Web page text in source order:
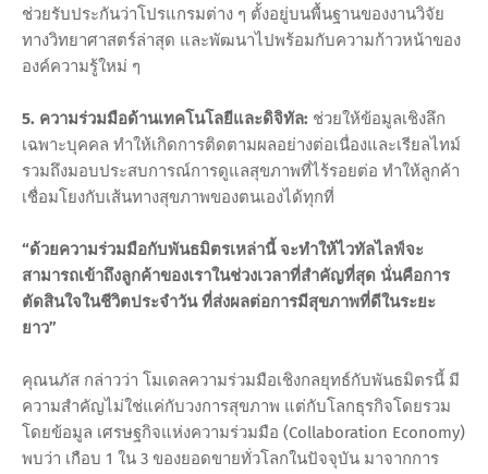
ช่วยรับประกันว่าโปรแกรมต่าง ๆ ตั้งอยู่บนพื้นฐานของงานวิจัย
ทางวิทยาศาสตร์ล่าสุด และพัฒนาไปพร้อมกับความก้าวหน้าของ
องค์ความรู้ใหม่ ๆ
5. ความร่วมมือด้านเทคโนโลยีและดิจิทัล: ช่วยให้ข้อมูลเชิงลึก
เฉพาะบุคคล ทำให้เกิดการติดตามผลอย่างต่อเนื่องและเรียลไทม์
รวมถึงมอบประสบการณ์การดูแลสุขภาพที่ไร้รอยต่อ ทำให้ลูกค้า
เชื่อมโยงกับเส้นทางสุขภาพของตนเองได้ทุกที่
“ด้วยความร่วมมือกับพันธมิตรเหล่านี้ จะทำให้ไวทัลไลฟ์จะ
สามารถเข้าถึงลูกค้าของเราในช่วงเวลาที่สำคัญที่สุด นั่นคือการ
ตัดสินใจในชีวิตประจำวัน ที่ส่งผลต่อการมีสุขภาพที่ดีในระยะ
ยาว”
คุณนภัส กล่าวว่า โมเดลความร่วมมือเชิงกลยุทธ์กับพันธมิตรนี้ มี
ความสำคัญไม่ใช่แค่กับวงการสุขภาพ แต่กับโลกธุรกิจโดยรวม
โดยข้อมูล เศรษฐกิจแห่งความร่วมมือ (Collaboration Economy)
พบว่า เกือบ 1 ใน 3 ของยอดขายทั่วโลกในปัจจุบัน มาจากการ